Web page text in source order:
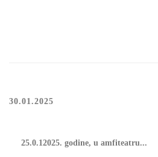
30.01.2025
25.0.12025. gоdinе, u аmfitеаtru...